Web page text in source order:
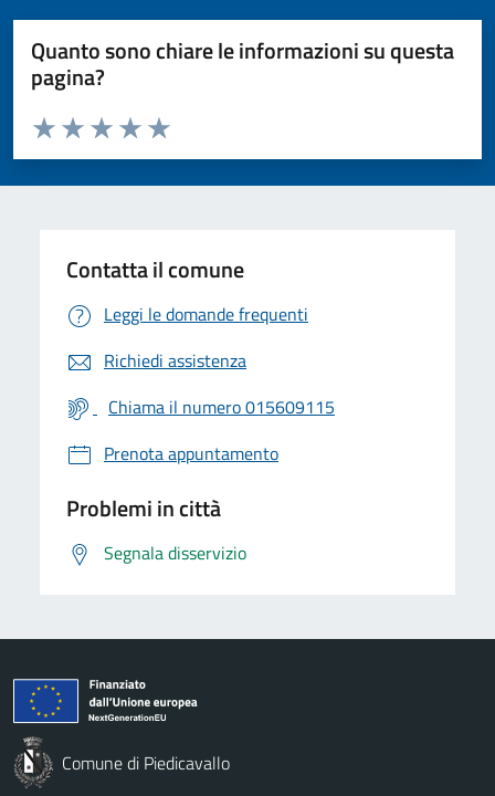
Quanto sono chiare le informazioni su questa
pagina?
Valuta da 1 a 5 stelle la pagina
Valuta 5 stelle su 5
Valuta 4 stelle su 5
Valuta 3 stelle su 5
Valuta 2 stelle su 5
Valuta 1 stelle su 5
Contatta il comune
Leggi le domande frequenti
Richiedi assistenza
Chiama il numero 015609115
Prenota appuntamento
Problemi in città
Segnala disservizio
Comune di Piedicavallo